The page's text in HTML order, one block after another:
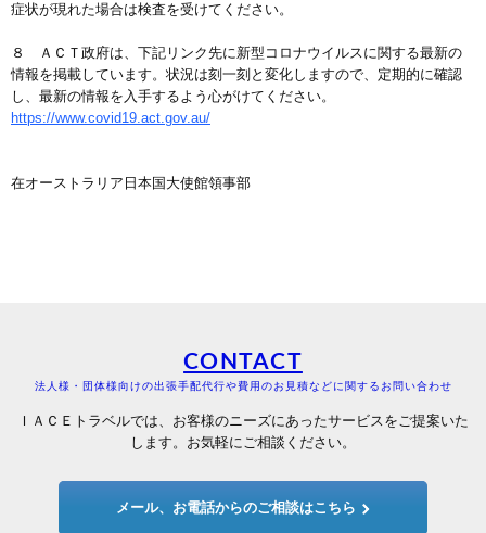
症状が現れた場合は検査を受けてください。
８ ＡＣＴ政府は、下記リンク先に新型コロナウイルスに関する最新の
情報を掲載しています。状況は刻一刻と変化しますので、定期的に確認
し、最新の情報を入手するよう心がけてください。
https://www.covid19.act.gov.au/
在オーストラリア日本国大使館領事部
CONTACT
法人様・団体様向けの出張手配代行や費用のお見積などに関するお問い合わせ
ＩＡＣＥトラベルでは、お客様のニーズにあったサービスをご提案いた
します。お気軽にご相談ください。
メール、お電話からのご相談はこちら